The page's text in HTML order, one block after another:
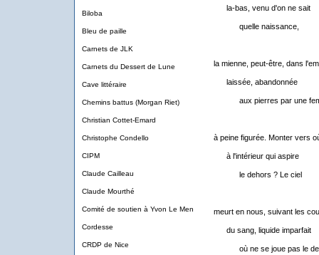
Biloba
Bleu de paille
Carnets de JLK
Carnets du Dessert de Lune
Cave littéraire
Chemins battus (Morgan Riet)
Christian Cottet-Emard
Christophe Condello
CIPM
Claude Cailleau
Claude Mourthé
Comité de soutien à Yvon Le Men
Cordesse
CRDP de Nice
la-bas, venu d'on ne sait
quelle naissance,
la mienne, peut-être, dans
laissée, abandonnée
aux pierres par une
à peine figurée. Monter vers
à l'intérieur qui aspire
le dehors ? Le ciel
meurt en nous, suivant les
du sang, liquide imparfait
où ne se joue pas le